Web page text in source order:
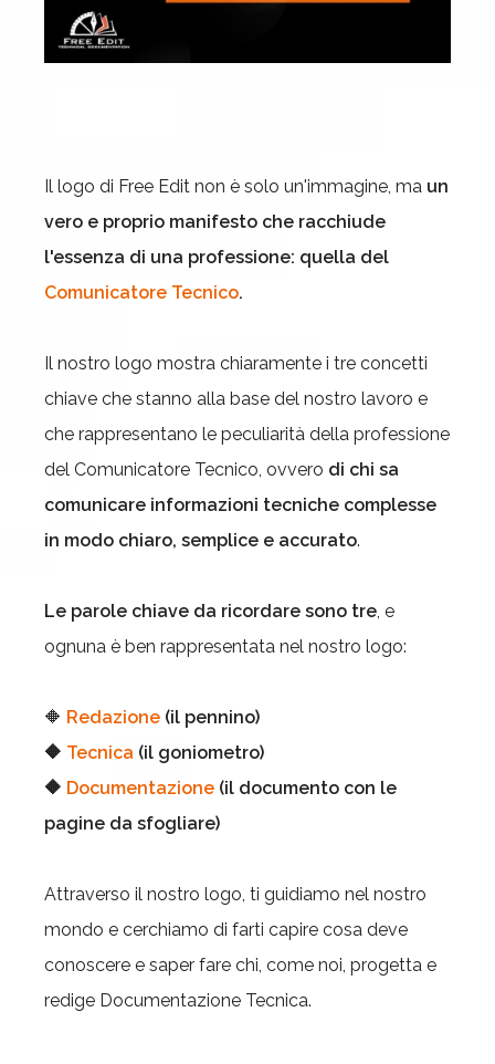
Il logo di Free Edit non è solo un'immagine, ma un
vero e proprio manifesto che racchiude
l'essenza di una professione: quella del
Comunicatore Tecnico.
Il nostro logo mostra chiaramente i tre concetti
chiave che stanno alla base del nostro lavoro e
che rappresentano le peculiarità della professione
del Comunicatore Tecnico, ovvero di chi sa
comunicare informazioni tecniche complesse
in modo chiaro, semplice e accurato.
Le parole chiave da ricordare sono tre, e
ognuna è ben rappresentata nel nostro logo:
🔶 Redazione (il pennino)
🔶 Tecnica (il goniometro)
🔶 Documentazione (il documento con le
pagine da sfogliare)
Attraverso il nostro logo, ti guidiamo nel nostro
mondo e cerchiamo di farti capire cosa deve
conoscere e saper fare chi, come noi, progetta e
redige Documentazione Tecnica.